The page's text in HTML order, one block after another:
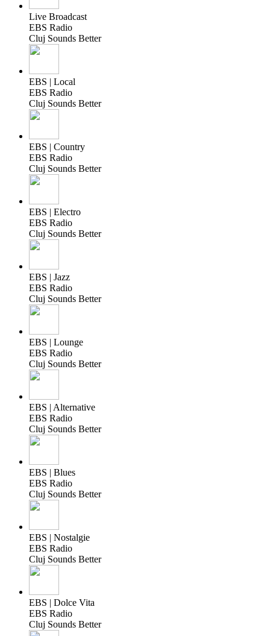
Live Broadcast
EBS Radio
Cluj Sounds Better
EBS | Local
EBS Radio
Cluj Sounds Better
EBS | Country
EBS Radio
Cluj Sounds Better
EBS | Electro
EBS Radio
Cluj Sounds Better
EBS | Jazz
EBS Radio
Cluj Sounds Better
EBS | Lounge
EBS Radio
Cluj Sounds Better
EBS | Alternative
EBS Radio
Cluj Sounds Better
EBS | Blues
EBS Radio
Cluj Sounds Better
EBS | Nostalgie
EBS Radio
Cluj Sounds Better
EBS | Dolce Vita
EBS Radio
Cluj Sounds Better